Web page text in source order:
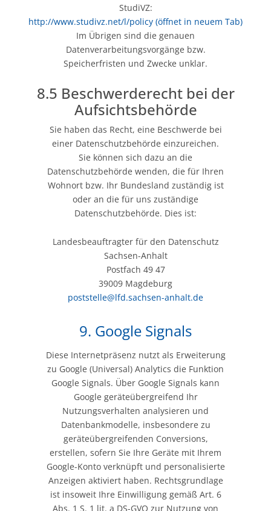
StudiVZ:
http://www.studivz.net/l/policy (öffnet in neuem Tab)
Im Übrigen sind die genauen
Datenverarbeitungsvorgänge bzw.
Speicherfristen und Zwecke unklar.
8.5 Beschwerderecht bei der
Aufsichtsbehörde
Sie haben das Recht, eine Beschwerde bei
einer Datenschutzbehörde einzureichen.
Sie können sich dazu an die
Datenschutzbehörde wenden, die für Ihren
Wohnort bzw. Ihr Bundesland zuständig ist
oder an die für uns zuständige
Datenschutzbehörde. Dies ist:
Landesbeauftragter für den Datenschutz
Sachsen-Anhalt
Postfach 49 47
39009 Magdeburg
poststelle@lfd.sachsen-anhalt.de
9. Google Signals
Diese Internetpräsenz nutzt als Erweiterung
zu Google (Universal) Analytics die Funktion
Google Signals. Über Google Signals kann
Google geräteübergreifend Ihr
Nutzungsverhalten analysieren und
Datenbankmodelle, insbesondere zu
geräteübergreifenden Conversions,
erstellen, sofern Sie Ihre Geräte mit Ihrem
Google-Konto verknüpft und personalisierte
Anzeigen aktiviert haben. Rechtsgrundlage
ist insoweit Ihre Einwilligung gemäß Art. 6
Abs. 1 S. 1 lit. a DS-GVO zur Nutzung von